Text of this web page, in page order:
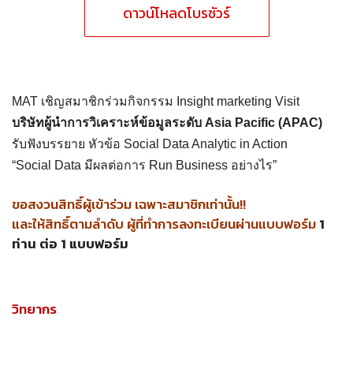
ดาวน์โหลดโบรชัวร์
MAT เชิญสมาชิกร่วมกิจกรรม Insight marketing Visit
บริษัทผู้นำการวิเคราะห์ข้อมูลระดับ Asia Pacific (APAC)
รับฟังบรรยาย หัวข้อ Social Data Analytic in Action
“Social Data มีผลต่อการ Run Business อย่างไร”
ขอสงวนสิทธิ์ผู้เข้าร่วม เฉพาะสมาชิกเท่านั้น!!
และให้สิทธิ์ตามลำดับ ผู้ที่ทำการลงทะเบียนผ่านแบบฟอร์ม1
ท่าน ต่อ 1 แบบฟอร์ม
วิทยากร